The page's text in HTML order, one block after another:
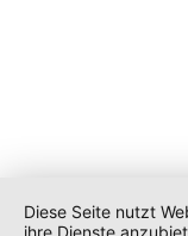
Diese Seite nutzt
ihre Dienste